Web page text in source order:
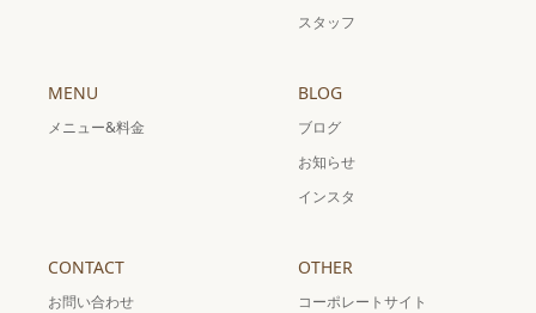
スタッフ
MENU
メニュー&料金
BLOG
ブログ
お知らせ
インスタ
CONTACT
お問い合わせ
OTHER
コーポレートサイト